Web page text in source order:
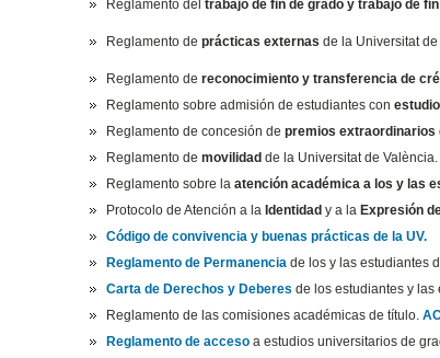
Reglamento deltrabajo de fin de grado y trabajo de
Reglamento deprácticas externas de la Universitat
Reglamento dereconocimiento y transferencia de
Reglamento sobre admisión de estudiantes con
Reglamento de concesión depremios extraordinarios
Reglamento demovilidad de la Universitat de
Reglamento sobre laatención académica a los y las
Protocolo de Atención a la Identidad y a la Expresión
Código de convivencia y buenas prácticas de la UV.
Reglamento de Permanencia de los y las estudiantes
Carta de Derechos y Deberes de los estudiantes y
Reglamento de las comisiones académicas de título.
Reglamento de acceso a estudios universitarios de